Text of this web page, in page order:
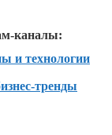
каналы:
и технологии
тренды